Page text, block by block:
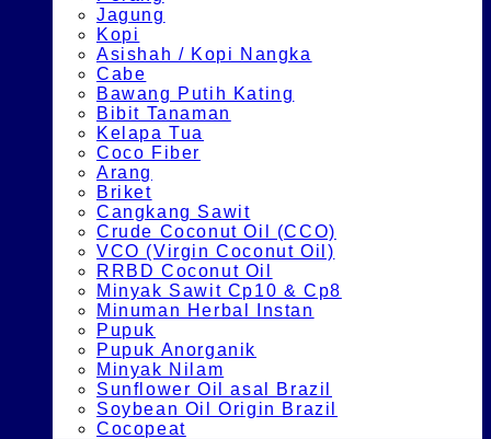
Jagung
Kopi
Asishah / Kopi Nangka
Cabe
Bawang Putih Kating
Bibit Tanaman
Kelapa Tua
Coco Fiber
Arang
Briket
Cangkang Sawit
Crude Coconut Oil (CCO)
VCO (Virgin Coconut Oil)
RRBD Coconut Oil
Minyak Sawit Cp10 & Cp8
Minuman Herbal Instan
Pupuk
Pupuk Anorganik
Minyak Nilam
Sunflower Oil asal Brazil
Soybean Oil Origin Brazil
Cocopeat